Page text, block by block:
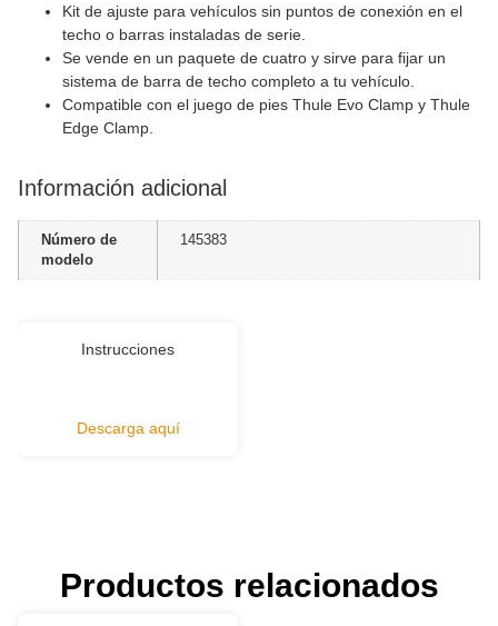
Kit de ajuste para vehículos sin puntos de conexión en el
techo o barras instaladas de serie.
Se vende en un paquete de cuatro y sirve para fijar un
sistema de barra de techo completo a tu vehículo.
Compatible con el juego de pies Thule Evo Clamp y Thule
Edge Clamp.
Información adicional
Número de
modelo
145383
Instrucciones
Descarga aquí
Productos relacionados